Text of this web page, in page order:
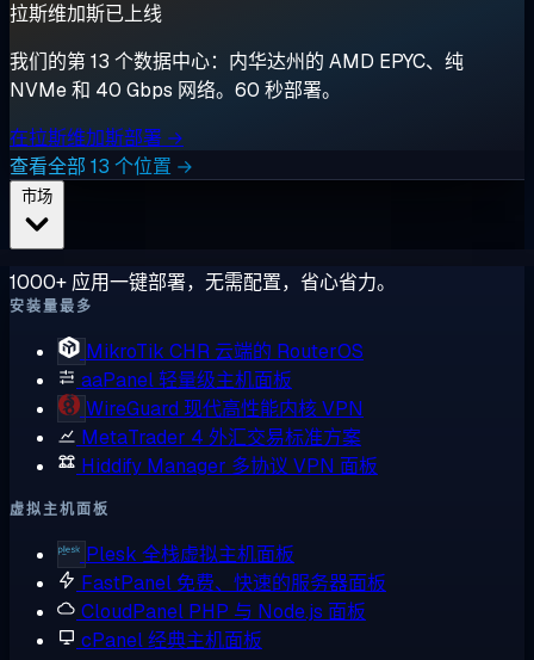
拉斯维加斯已上线
我们的第 13 个数据中心：内华达州的 AMD EPYC、纯
NVMe 和 40 Gbps 网络。60 秒部署。
在拉斯维加斯部署 →
查看全部 13 个位置 →
1000+ 应用一键部署，无需配置，省心省力。
安装量最多
MikroTik CHR 云端的 RouterOS
aaPanel轻量级主机面板
WireGuard 现代高性能内核 VPN
MetaTrader 4 外汇交易标准方案
Hiddify Manager 多协议 VPN 面板
虚拟主机面板
Plesk 全栈虚拟主机面板
FastPanel 免费、快速的服务器面板
CloudPanel PHP 与 Node.js 面板
cPanel经典主机面板